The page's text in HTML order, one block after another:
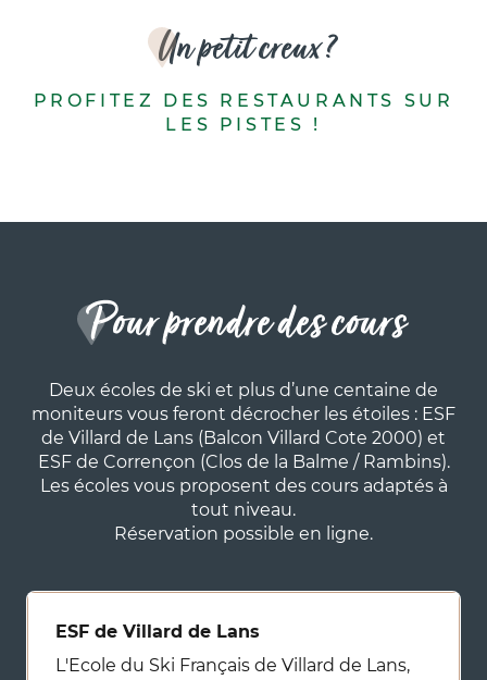
Un petit creux ?
PROFITEZ DES RESTAURANTS SUR
LES PISTES !
Pour prendre des cours
Deux écoles de ski et plus d’une centaine de
moniteurs vous feront décrocher les étoiles : ESF
de Villard de Lans (Balcon Villard Cote 2000) et
ESF de Corrençon (Clos de la Balme / Rambins).
Les écoles vous proposent des cours adaptés à
tout niveau.
Réservation possible en ligne.
ESF de Villard de Lans
L'Ecole du Ski Français de Villard de Lans,